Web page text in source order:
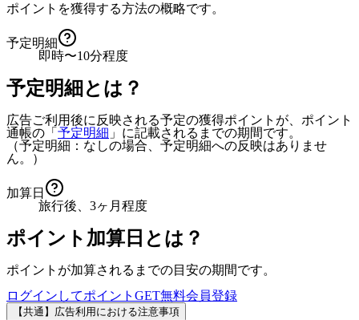
ポイントを獲得する方法の概略です。
予定明細
即時〜10分程度
予定明細とは？
広告ご利用後に反映される予定の獲得ポイントが、ポイント
通帳の「 予定明細 」に記載されるまでの期間です。
（予定明細：なしの場合、予定明細への反映はありませ
ん。）
加算日
旅行後、3ヶ月程度
ポイント加算日とは？
ポイントが加算されるまでの目安の期間です。
ログインしてポイントGET無料会員登録
【共通】広告利用における注意事項